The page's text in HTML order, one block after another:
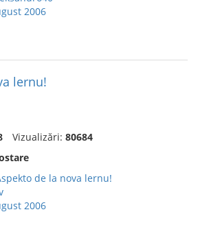
2006
lernu!
Vizualizări: 80684
de la nova lernu!
2006